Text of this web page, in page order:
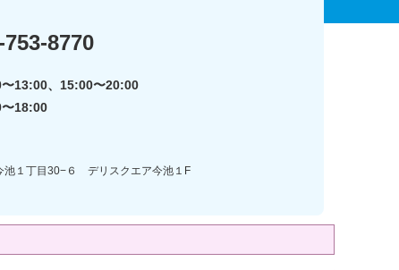
753-8770
〜13:00、15:00〜20:00
〜18:00
１丁目30−６ デリスクエア今池１F